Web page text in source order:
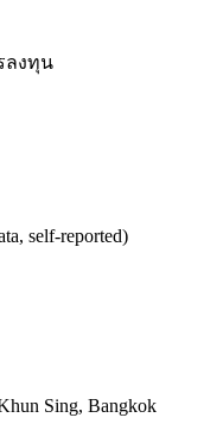
ลงทุน
self-reported)
Sing, Bangkok